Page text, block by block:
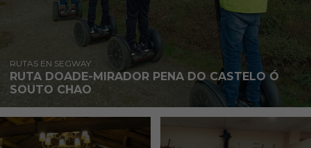
RUTAS EN SEGWAY
RUTA DOADE-MIRADOR PENA DO CASTELO Ó
SOUTO CHAO